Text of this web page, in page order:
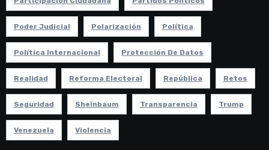
Poder Judicial Polarización Política
Política Internacional Protección De Datos
Realidad Reforma Electoral República Retos
Seguridad Sheinbaum Transparencia Trump
Venezuela Violencia